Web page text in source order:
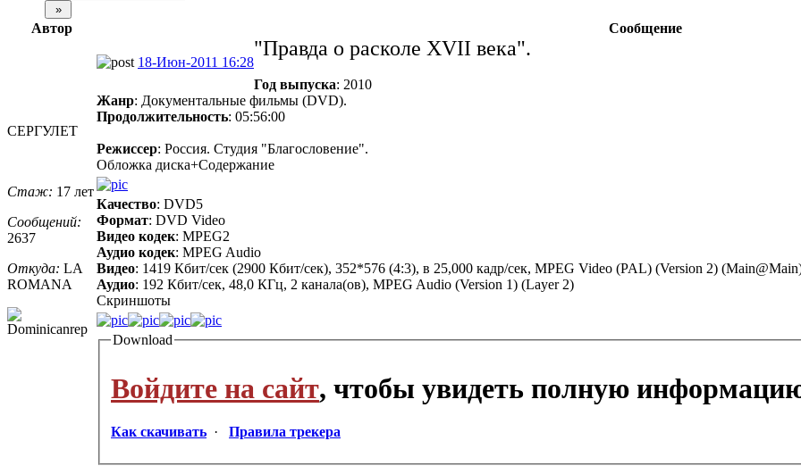
Автор Сообщение
СЕРГУЛЕТ
Стаж: 17 лет
Сообщений:
2637
Откуда: LA
ROMANA
18-Июн-2011 16:28
"Правда о расколе XVII века".
Год выпуска: 2010
Жанр: Документальные фильмы (DVD).
Продолжительность: 05:56:00
Режиссер: Россия. Студия "Благословение".
Обложка диска+Содержание
Качество: DVD5
Формат: DVD Video
Видео кодек: MPEG2
Аудио кодек: MPEG Audio
Видео: 1419 Кбит/сек (2900 Кбит/сек), 352*576 (4:3), в 25,000 кадр/сек, MPEG Video (PAL) (Version 2)
Аудио: 192 Кбит/сек, 48,0 КГц, 2 канала(ов), MPEG Audio (Version 1) (Layer 2)
Скриншоты
Download
Войдите на сайт, чтобы увидеть полную
Как скачивать · Правила трекера